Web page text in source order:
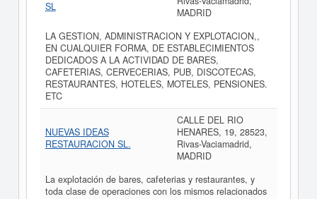
SL
MADRID
LA GESTION, ADMINISTRACION Y EXPLOTACION,,
EN CUALQUIER FORMA, DE ESTABLECIMIENTOS
DEDICADOS A LA ACTIVIDAD DE BARES,
CAFETERIAS, CERVECERIAS, PUB, DISCOTECAS,
RESTAURANTES, HOTELES, MOTELES, PENSIONES.
ETC
NUEVAS IDEAS
RESTAURACION SL.
CALLE DEL RIO
HENARES, 19, 28523,
Rivas-Vaciamadrid,
MADRID
La explotación de bares, cafeterias y restaurantes, y
toda clase de operaciones con los mismos relacionados